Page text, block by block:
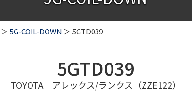
＞5G-COIL-DOWN ＞ 5GTD039
5GTD039
TOYOTA アレックス/ランクス（ZZE122）